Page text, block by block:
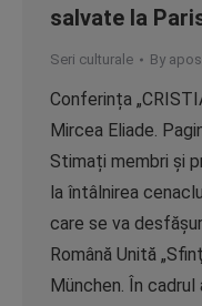
salvate la
Seri culturale By
Conferința
Mircea Eliade.
Stimați membri și
la întâlnirea
care se va
Română Unită
München. În